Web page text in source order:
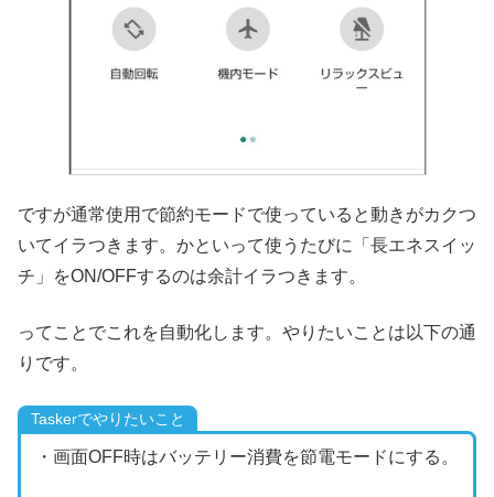
ですが通常使用で節約モードで使っていると動きがカクつ
いてイラつきます。かといって使うたびに「長エネスイッ
チ」をON/OFFするのは余計イラつきます。
ってことでこれを自動化します。やりたいことは以下の通
りです。
Taskerでやりたいこと
・画面OFF時はバッテリー消費を節電モードにする。